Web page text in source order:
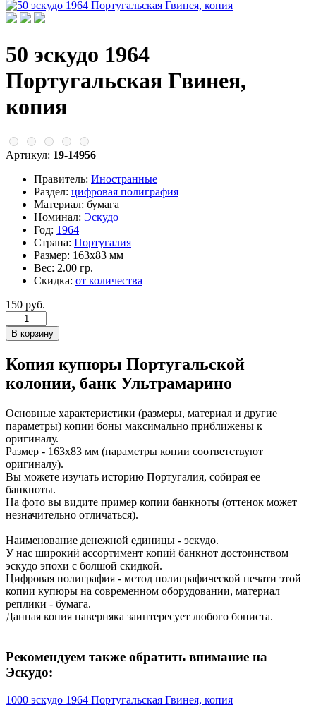
50 эскудо 1964
Португальская Гвинея,
копия
Артикул: 19-14956
Правитель: Иностранные
Раздел: цифровая полиграфия
Материал: бумага
Номинал: Эскудо
Год: 1964
Страна: Португалия
Размер: 163х83 мм
Вес: 2.00 гр.
Скидка: от количества
150 руб.
Копия купюры Португальской
колонии, банк Ультрамарино
Основные характеристики (размеры, материал и другие
параметры) копии боны максимально приближены к
оригиналу.
Размер - 163х83 мм (параметры копии соответствуют
оригиналу).
Вы можете изучать историю Португалия, собирая ее
банкноты.
На фото вы видите пример копии банкноты (оттенок может
незначительно отличаться).
Наименование денежной единицы - эскудо.
У нас широкий ассортимент копий банкнот достоинством
эскудо эпохи с болшой скидкой.
Цифровая полиграфия - метод полиграфической печати этой
копии купюры на современном оборудовании, материал
реплики - бумага.
Данная копия наверняка заинтересует любого бониста.
Рекомендуем также обратить внимание на
Эскудо:
1000 эскудо 1964 Португальская Гвинея, копия